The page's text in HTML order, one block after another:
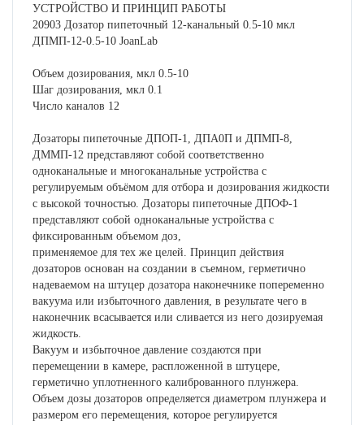
УСТРОЙСТВО И ПРИНЦИП РАБОТЫ
20903 Дозатор пипеточный 12-канальный 0.5-10 мкл
ДПМП-12-0.5-10 JoanLab
Объем дозирования, мкл 0.5-10
Шаг дозирования, мкл 0.1
Число каналов 12
Дозаторы пипеточные ДПОП-1, ДПА0П и ДПМП-8,
ДММП-12 представляют собой соответственно
одноканальные и многоканальные устройства с
регулируемым объёмом для отбора и дозирования жидкости
с высокой точностью. Дозаторы пипеточные ДПОФ-1
представляют собой одноканальные устройства с
фиксированным объемом доз,
применяемое для тех же целей. Принцип действия
дозаторов основан на создании в съемном, герметично
надеваемом на штуцер дозатора наконечнике попеременно
вакуума или избыточного давления, в результате чего в
наконечник всасывается или сливается из него дозируемая
жидкость.
Вакуум и избыточное давление создаются при
перемещении в камере, распложенной в штуцере,
герметично уплотненного калиброванного плунжера.
Объем дозы дозаторов определяется диаметром плунжера и
размером его перемещения, которое регулируется